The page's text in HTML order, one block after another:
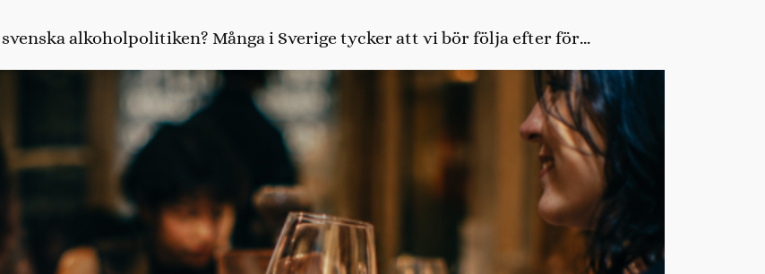
alkoholpolitiken? Många i Sverige tycker att vi bör följa efter för…